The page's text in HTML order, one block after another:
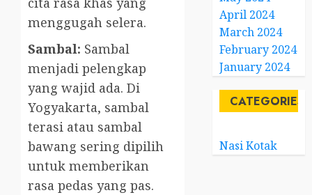
menggugah selera.
Sambal: Sambal
menjadi pelengkap
yang wajid ada. Di
Yogyakarta, sambal
terasi atau sambal
bawang sering dipilih
untuk memberikan
rasa pedas yang pas.
April 2024
March 2024
February 2024
January 2024
CATEGORIES
Nasi Kotak